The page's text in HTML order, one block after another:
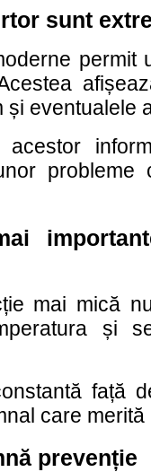
sunt
permit
eventualele
acestor
mai mică
și
față
care merită
prevenție